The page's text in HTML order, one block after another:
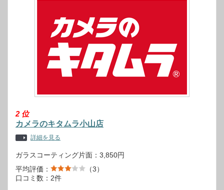
2位
カメラのキタムラ小山店
詳細を見る
ガラスコーティング片面：3,850円
平均評価：
（3）
口コミ数：2件